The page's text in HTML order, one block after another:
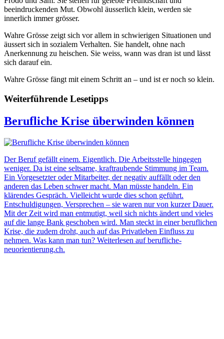
beeindruckenden Mut. Obwohl äusserlich klein, werden sie
innerlich immer grösser.
Wahre Grösse zeigt sich vor allem in schwierigen Situationen und
äussert sich in sozialem Verhalten. Sie handelt, ohne nach
Anerkennung zu heischen. Sie weiss, wann was dran ist und lässt
sich darauf ein.
Wahre Grösse fängt mit einem Schritt an – und ist er noch so klein.
Weiterführende Lesetipps
Berufliche Krise überwinden können
Der Beruf gefällt einem. Eigentlich. Die Arbeitsstelle hingegen
weniger. Da ist eine seltsame, kraftraubende Stimmung im Team.
Ein Vorgesetzter oder Mitarbeiter, der negativ auffällt oder den
anderen das Leben schwer macht. Man müsste handeln. Ein
klärendes Gespräch. Vielleicht wurde dies schon geführt.
Entschuldigungen, Versprechen – sie waren nur von kurzer Dauer.
Mit der Zeit wird man entmutigt, weil sich nichts ändert und vieles
auf die lange Bank geschoben wird. Man steckt in einer beruflichen
Krise, die zudem droht, auch auf das Privatleben Einfluss zu
nehmen. Was kann man tun? Weiterlesen auf berufliche-
neuorientierung.ch.